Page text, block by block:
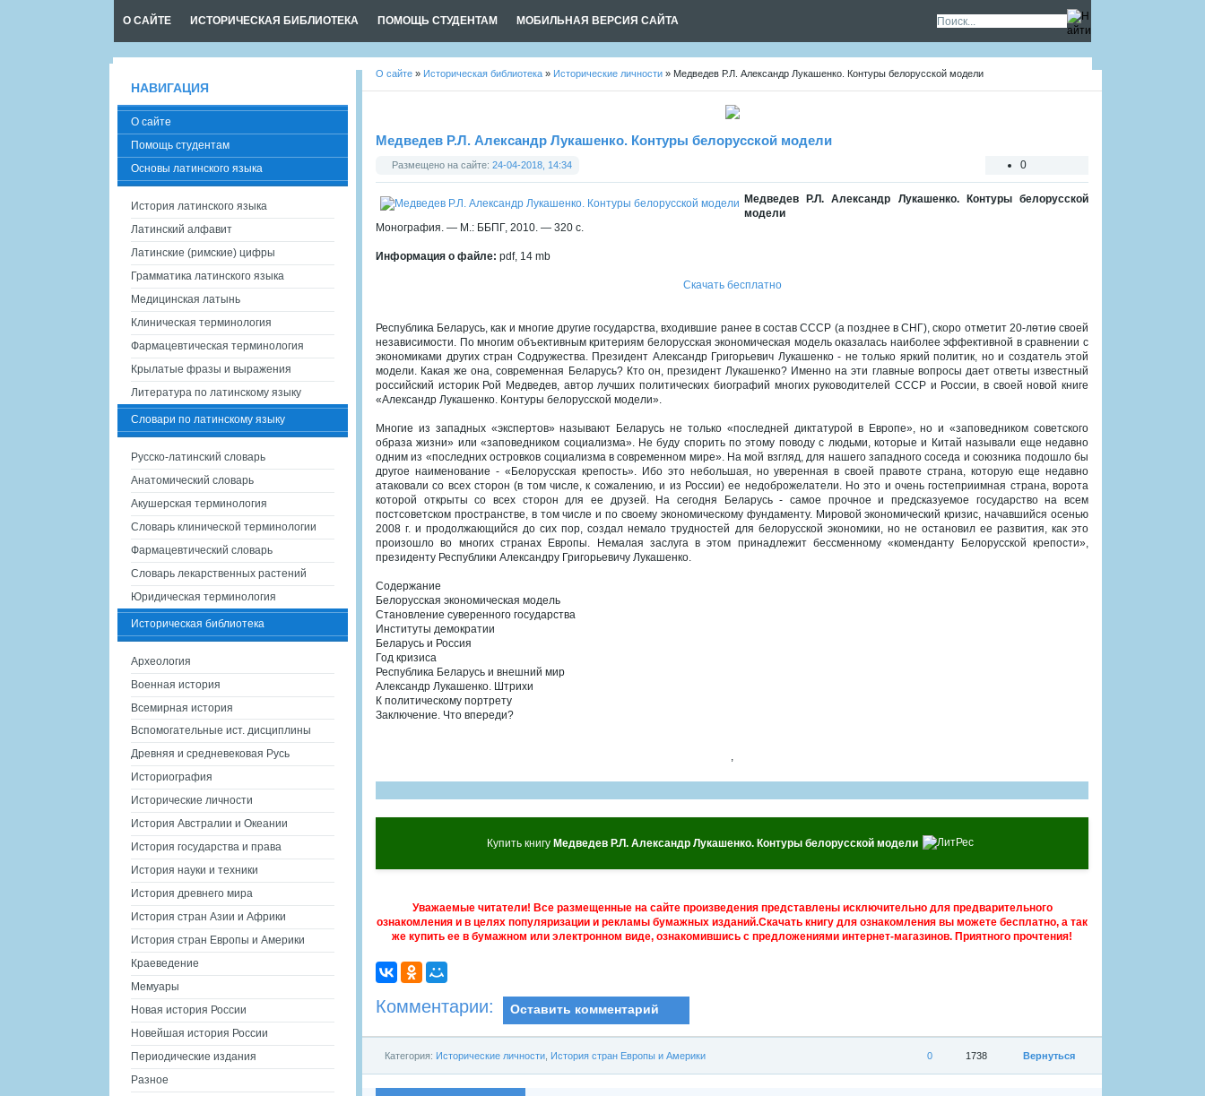
О САЙТЕ ИСТОРИЧЕСКАЯ БИБЛИОТЕКА ПОМОЩЬ СТУДЕНТАМ МОБИЛЬНАЯ ВЕРСИЯ САЙТА
О сайте » Историческая библиотека » Исторические личности » Медведев Р.Л. Александр Лукашенко. Контуры белорусской модели
Медведев Р.Л. Александр Лукашенко. Контуры белорусской модели
Размещено на сайте: 24-04-2018, 14:34 0
Медведев Р.Л. Александр Лукашенко. Контуры белорусской
модели
Монография. — М.: ББПГ, 2010. — 320 с.
Информация о файле: pdf, 14 mb
Скачать бесплатно
Республика Беларусь, как и многие другие государства, входившие ранее в состав СССР (а позднее в СНГ), скоро отметит 20-лѳтиѳ своей
независимости. По многим объективным критериям белорусская экономическая модель оказалась наиболее эффективной в сравнении с
экономиками других стран Содружества. Президент Александр Григорьевич Лукашенко - не только яркий политик, но и создатель этой
модели. Какая же она, современная Беларусь? Кто он, президент Лукашенко? Именно на эти главные вопросы дает ответы известный
российский историк Рой Медведев, автор лучших политических биографий многих руководителей СССР и России, в своей новой книге
«Александр Лукашенко. Контуры белорусской модели».
Многие из западных «экспертов» называют Беларусь не только «последней диктатурой в Европе», но и «заповедником советского
образа жизни» или «заповедником социализма». Не буду спорить по этому поводу с людьми, которые и Китай называли еще недавно
одним из «последних островков социализма в современном мире». На мой взгляд, для нашего западного соседа и союзника подошло бы
другое наименование - «Белорусская крепость». Ибо это небольшая, но уверенная в своей правоте страна, которую еще недавно
атаковали со всех сторон (в том числе, к сожалению, и из России) ее недоброжелатели. Но это и очень гостеприимная страна, ворота
которой открыты со всех сторон для ее друзей. На сегодня Беларусь - самое прочное и предсказуемое государство на всем
постсоветском пространстве, в том числе и по своему экономическому фундаменту. Мировой экономический кризис, начавшийся осенью
2008 г. и продолжающийся до сих пор, создал немало трудностей для белорусской экономики, но не остановил ее развития, как это
произошло во многих странах Европы. Немалая заслуга в этом принадлежит бессменному «коменданту Белорусской крепости»,
президенту Республики Александру Григорьевичу Лукашенко.
Содержание
Белорусская экономическая модель
Становление суверенного государства
Институты демократии
Беларусь и Россия
Год кризиса
Республика Беларусь и внешний мир
Александр Лукашенко. Штрихи
К политическому портрету
Заключение. Что впереди?
,
Купить книгу Медведев Р.Л. Александр Лукашенко. Контуры белорусской модели
Уважаемые читатели! Все размещенные на сайте произведения представлены исключительно для предварительного
ознакомления и в целях популяризации и рекламы бумажных изданий.Скачать книгу для ознакомления вы можете бесплатно, а так
же купить ее в бумажном или электронном виде, ознакомившись с предложениями интернет-магазинов. Приятного прочтения!
Комментарии: Оставить комментарий
Вернуться
1738
0
Категория: Исторические личности История стран Европы и Америки
НАВИГАЦИЯ
О сайте
Помощь студентам
Основы латинского языка
История латинского языка
Латинский алфавит
Латинские (римские) цифры
Грамматика латинского языка
Медицинская латынь
Клиническая терминология
Фармацевтическая терминология
Крылатые фразы и выражения
Литература по латинскому языку
Словари по латинскому языку
Русско-латинский словарь
Анатомический словарь
Акушерская терминология
Словарь клинической терминологии
Фармацевтический словарь
Словарь лекарственных растений
Юридическая терминология
Историческая библиотека
Археология
Военная история
Всемирная история
Вспомогательные ист. дисциплины
Древняя и средневековая Русь
Историография
Исторические личности
История Австралии и Океании
История государства и права
История науки и техники
История древнего мира
История стран Азии и Африки
История стран Европы и Америки
Краеведение
Мемуары
Новая история России
Новейшая история России
Периодические издания
Разное